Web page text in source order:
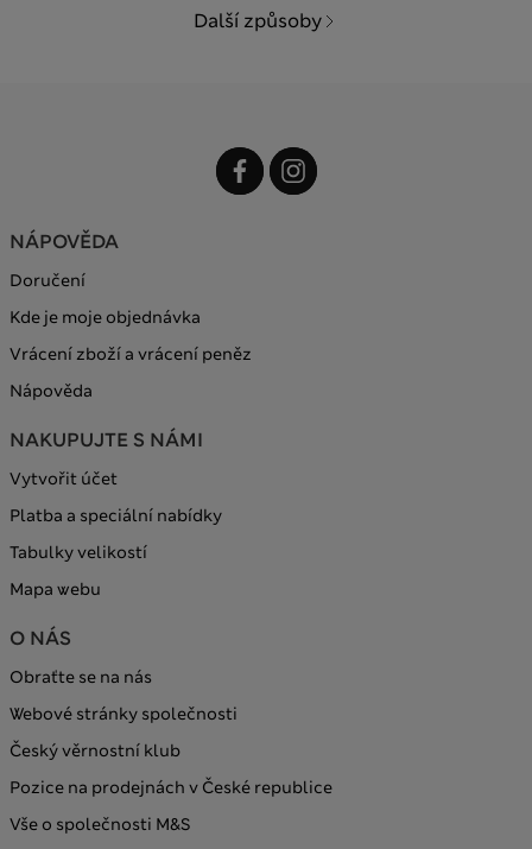
Další způsoby
NÁPOVĚDA
Doručení
Kde je moje objednávka
Vrácení zboží a vrácení peněz
Nápověda
NAKUPUJTE S NÁMI
Vytvořit účet
Platba a speciální nabídky
Tabulky velikostí
Mapa webu
O NÁS
Obraťte se na nás
Webové stránky společnosti
Český věrnostní klub
Pozice na prodejnách v České republice
Vše o společnosti M&S